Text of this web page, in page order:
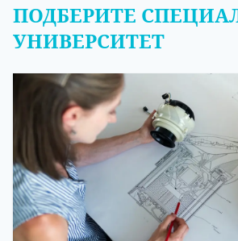
ПОДБЕРИТЕ
УНИВЕРСИТЕТ